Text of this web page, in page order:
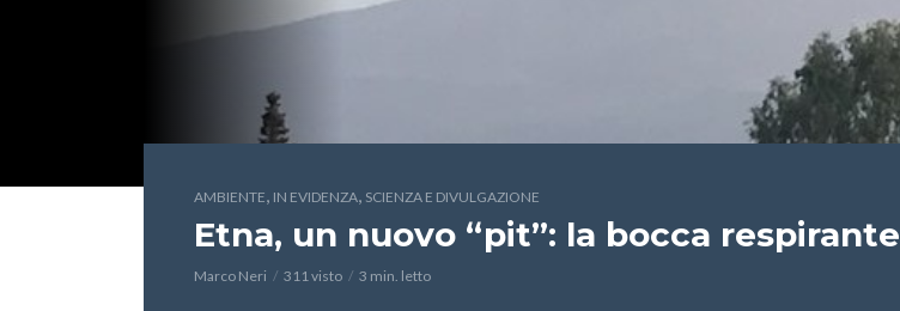
AMBIENTE, IN EVIDENZA, SCIENZA E DIVULGAZIONE
Etna, un nuovo “pit”: la bocca respirante
Marco Neri 311 visto 3 min. letto